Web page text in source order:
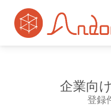
企業向
登録